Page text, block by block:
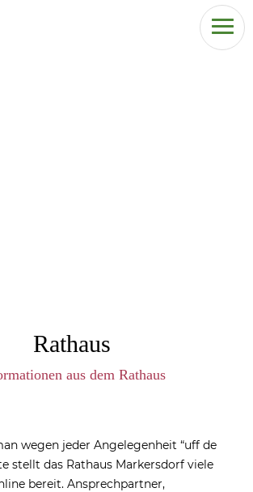
Rathaus
aus dem Rathaus
wegen jeder Angelegenheit “uff de
stellt das Rathaus Markersdorf viele
bereit. Ansprechpartner,